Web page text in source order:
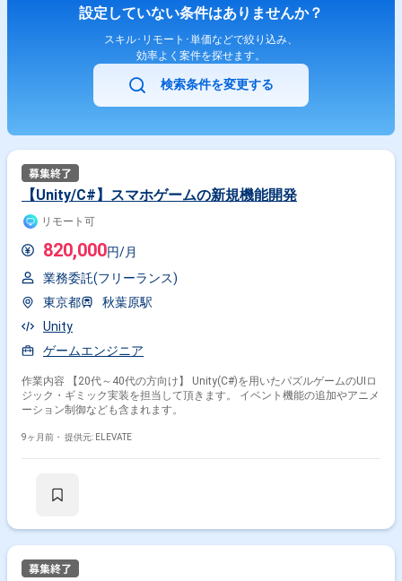
設定していない条件はありませんか？
スキル･リモート･単価などで絞り込み、
効率よく案件を探せます。
検索条件を変更する
【Unity/C#】スマホゲームの新規機能開発
リモート可
820,000円/月
業務委託(フリーランス)
東京都
秋葉原駅
Unity
ゲームエンジニア
作業内容 【20代～40代の方向け】 Unity(C#)を用いたパズルゲームのUIロ
ジック・ギミック実装を担当して頂きます。 イベント機能の追加やアニメ
ーション制御なども含まれます。
9ヶ月前・ 提供元: ELEVATE